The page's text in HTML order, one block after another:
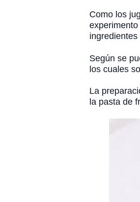
Como los
ingredientes
Según se
los cuales
La
la pasta de